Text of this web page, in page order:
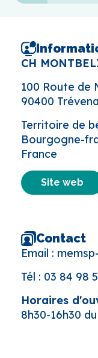
CH
100 Route de
90400
Territoire de
Bourgogne-
France
Site web
Contact
Email :
Tél : 03 84 98
Horaires
8h30-16h30